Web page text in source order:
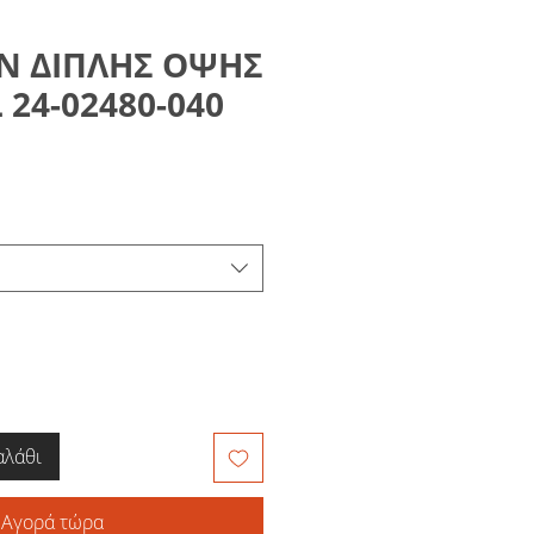
ΔΙΠΛΗΣ ΟΨΗΣ
24-02480-040
Αγορά τώρα